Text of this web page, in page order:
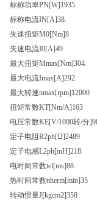
标称功率PN[W]1935
标称电流IN[A]38.
失速扭矩M0[Nm]8
失速电流I0[A]49
最大扭矩Mmax[Nm]304.
最大电流Imax[A]292.
最大转速nmax[rpm]12000
扭矩常数KT[Nm/A]163
电压常数KE[V/1000转/分
定子电阻R2ph[Ω]2489
定子电感L2ph[mH]218.
电时间常数tel[ms]88.
热时间常数ttherm[min]35
转动惯量J[kgcm2]358